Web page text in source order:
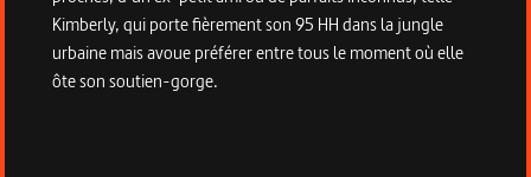
Kimberly, qui porte fièrement son 95 HH dans la jungle
urbaine mais avoue préférer entre tous le moment où elle
ôte son soutien-gorge.